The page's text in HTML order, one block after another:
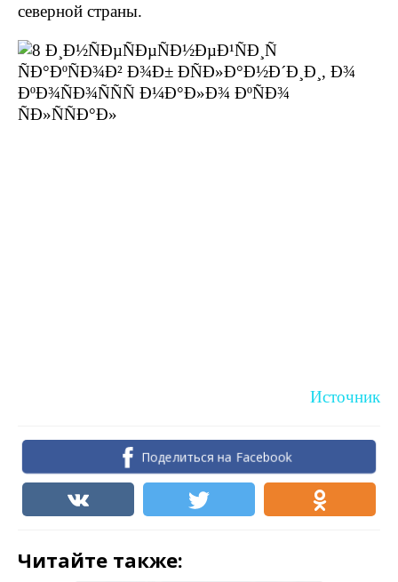
северной страны.
Источник
Поделиться на Facebook
Читайте также: